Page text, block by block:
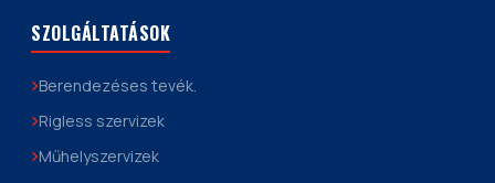
SZOLGÁLTATÁSOK
Berendezéses tevék.
Rigless szervizek
Műhelyszervizek